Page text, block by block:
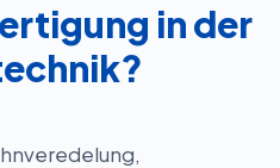
in der